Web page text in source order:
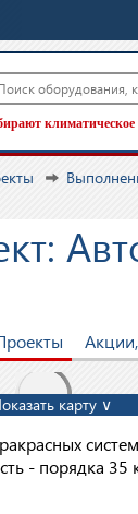
карту ∨
- порядка 35